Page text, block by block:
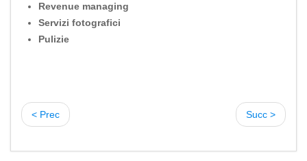
Revenue managing
Servizi fotografici
Pulizie
< Prec Succ >